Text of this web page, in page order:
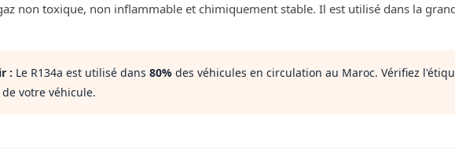
non toxique, non inflammable et chimiquement stable. Il est utilisé dans la
: Le R134a est utilisé dans 80% des véhicules en circulation au Maroc. Vérifiez
votre véhicule.